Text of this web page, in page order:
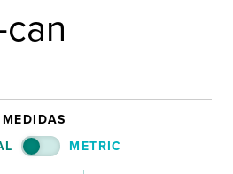
MEDIDAS
METRIC